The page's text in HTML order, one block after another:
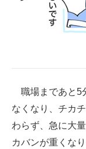
職場まであと5
なくなり、チカ
わらず、急に大
カバンが重くな